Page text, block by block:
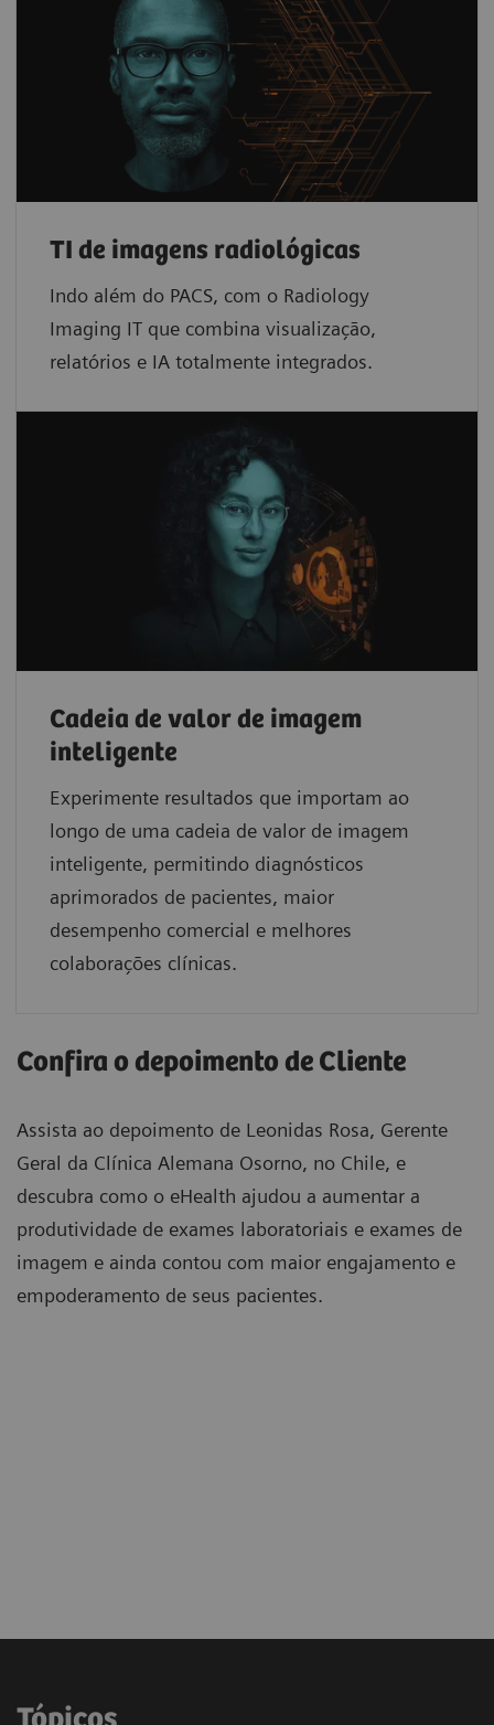
TI de imagens radiológicas
Indo além do PACS, com o Radiology
Imaging IT que combina visualização,
relatórios e IA totalmente integrados.
Cadeia de valor de imagem
inteligente
Experimente resultados que importam ao
longo de uma cadeia de valor de imagem
inteligente, permitindo diagnósticos
aprimorados de pacientes, maior
desempenho comercial e melhores
colaborações clínicas.
Confira o depoimento de Cliente
Assista ao depoimento de Leonidas Rosa, Gerente
Geral da Clínica Alemana Osorno, no Chile, e
descubra como o eHealth ajudou a aumentar a
produtividade de exames laboratoriais e exames de
imagem e ainda contou com maior engajamento e
empoderamento de seus pacientes.